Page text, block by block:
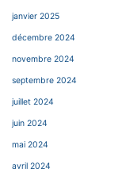
janvier 2025
décembre 2024
novembre 2024
septembre 2024
juillet 2024
juin 2024
mai 2024
avril 2024